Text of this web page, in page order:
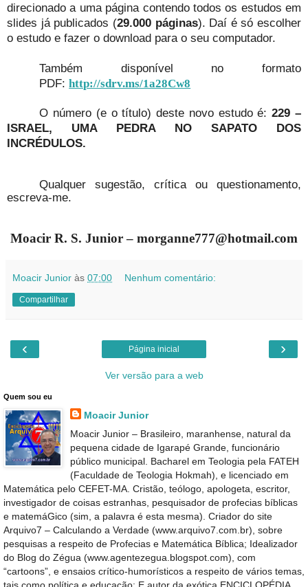
direcionado a uma página contendo todos os estudos em
slides já publicados (29.000 páginas). Daí é só escolher
o estudo e fazer o download para o seu computador.
Também disponível no formato
PDF: http://sdrv.ms/1a28Cw8
O número (e o título) deste novo estudo é: 229 –
ISRAEL, UMA PEDRA NO SAPATO DOS
INCRÉDULOS.
Qualquer sugestão, crítica ou questionamento,
escreva-me.
Moacir R. S. Junior – morganne777@hotmail.com
Moacir Junior às 07:00 Nenhum comentário:
Compartilhar
‹ ›
Página inicial
Ver versão para a web
Quem sou eu
Moacir Junior
Moacir Junior – Brasileiro, maranhense, natural da
pequena cidade de Igarapé Grande, funcionário
público municipal. Bacharel em Teologia pela FATEH
(Faculdade de Teologia Hokmah), e licenciado em
Matemática pelo CEFET-MA. Cristão, teólogo, apologeta, escritor,
investigador de coisas estranhas, pesquisador de profecias bíblicas
e matemáGico (sim, a palavra é esta mesma). Criador do site
Arquivo7 – Calculando a Verdade (www.arquivo7.com.br), sobre
pesquisas a respeito de Profecias e Matemática Bíblica; Idealizador
do Blog do Zégua (www.agentezegua.blogspot.com), com
“cartoons”, e ensaios crítico-humorísticos a respeito de vários temas,